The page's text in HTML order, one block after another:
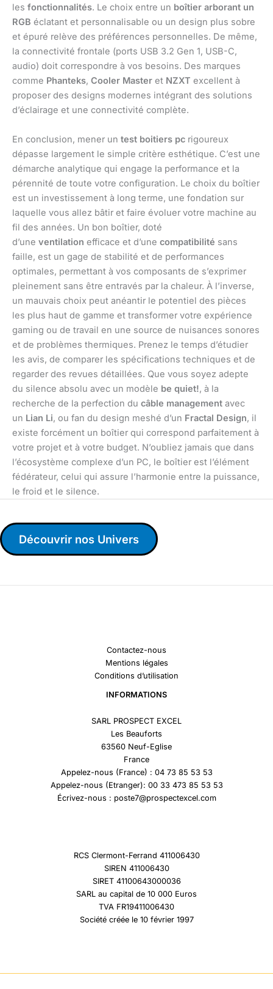
les fonctionnalités. Le choix entre un boîtier arborant un
RGB éclatant et personnalisable ou un design plus sobre
et épuré relève des préférences personnelles. De même,
la connectivité frontale (ports USB 3.2 Gen 1, USB-C,
audio) doit correspondre à vos besoins. Des marques
comme Phanteks, Cooler Master et NZXT excellent à
proposer des designs modernes intégrant des solutions
d’éclairage et une connectivité complète.
En conclusion, mener un test boitiers pc rigoureux
dépasse largement le simple critère esthétique. C’est une
démarche analytique qui engage la performance et la
pérennité de toute votre configuration. Le choix du boîtier
est un investissement à long terme, une fondation sur
laquelle vous allez bâtir et faire évoluer votre machine au
fil des années. Un bon boîtier, doté
d’une ventilation efficace et d’une compatibilité sans
faille, est un gage de stabilité et de performances
optimales, permettant à vos composants de s’exprimer
pleinement sans être entravés par la chaleur. À l’inverse,
un mauvais choix peut anéantir le potentiel des pièces
les plus haut de gamme et transformer votre expérience
gaming ou de travail en une source de nuisances sonores
et de problèmes thermiques. Prenez le temps d’étudier
les avis, de comparer les spécifications techniques et de
regarder des revues détaillées. Que vous soyez adepte
du silence absolu avec un modèle be quiet!, à la
recherche de la perfection du câble management avec
un Lian Li, ou fan du design meshé d’un Fractal Design, il
existe forcément un boîtier qui correspond parfaitement à
votre projet et à votre budget. N’oubliez jamais que dans
l’écosystème complexe d’un PC, le boîtier est l’élément
fédérateur, celui qui assure l’harmonie entre la puissance,
le froid et le silence.
Découvrir nos Univers
Contactez-nous
Mentions légales
Conditions d’utilisation
INFORMATIONS
SARL PROSPECT EXCEL
Les Beauforts
63560 Neuf-Eglise
France
Appelez-nous (France) : 04 73 85 53 53
Appelez-nous (Etranger): 00 33 473 85 53 53
Écrivez-nous : poste7@prospectexcel.com
RCS Clermont-Ferrand 411006430
SIREN 411006430
SIRET 41100643000036
SARL au capital de 10 000 Euros
TVA FR19411006430
Société créée le 10 février 1997